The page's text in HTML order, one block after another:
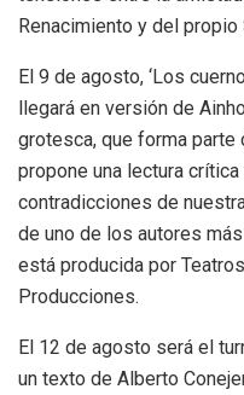
Renacimiento y del propio
El 9 de agosto, ‘Los
llegará en versión de
grotesca, que forma parte
propone una lectura
contradicciones de
de uno de los autores
está producida por
Producciones.
El 12 de agosto será el
un texto de Alberto